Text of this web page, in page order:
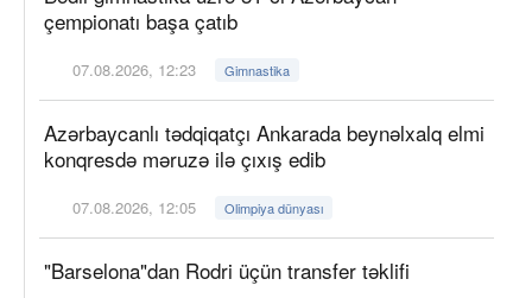
çempionatı başa çatıb
07.08.2026, 12:23 Gimnastika
Azərbaycanlı tədqiqatçı Ankarada beynəlxalq elmi
konqresdə məruzə ilə çıxış edib
07.08.2026, 12:05 Olimpiya dünyası
"Barselona"dan Rodri üçün transfer təklifi